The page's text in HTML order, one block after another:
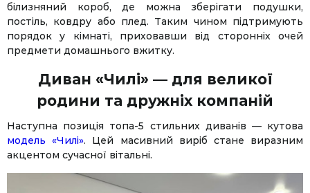
білизняний короб, де можна зберігати подушки,
постіль, ковдру або плед. Таким чином підтримують
порядок у кімнаті, приховавши від сторонніх очей
предмети домашнього вжитку.
Диван «Чилі» — для великої
родини та дружніх компаній
Наступна позиція топа-5 стильних диванів — кутова
модель «Чилі». Цей масивний виріб стане виразним
акцентом сучасної вітальні.